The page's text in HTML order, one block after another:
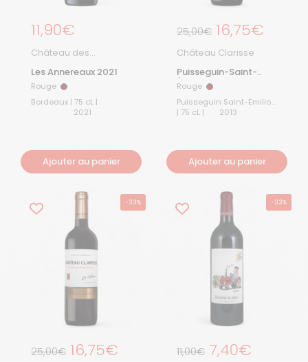
Prix régulier
11,90€
Château des
Les Annereaux 2021
Rouge Rouge
Bordeaux | 75 cL |
2021
Ajouter au panier
Prix de solde
25,00€ Prix régulier
16,75€
Château Clarisse
Puisseguin-Saint-
Émilion 2013
Rouge Rouge
Puisseguin Saint-Emilion
| 75 cL |
2013
Ajouter au panier
-33%
Prix de solde
25,00€ Prix régulier
16,75€
-33%
Prix de solde
11,00€ Prix régulier
7,40€